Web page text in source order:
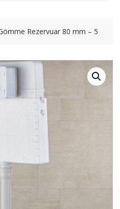
Rezervuar 80 mm – 5